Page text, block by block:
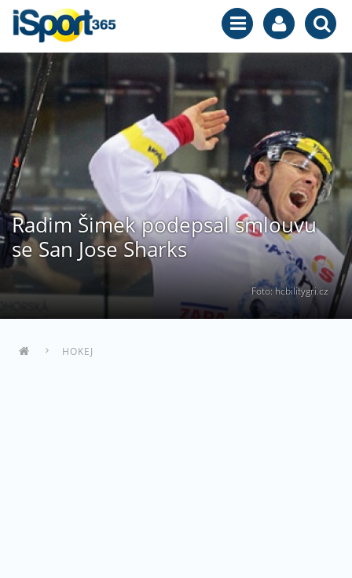
Foto: hcbilitygri.cz
Radim Šimek podepsal smlouvu
se San Jose Sharks
HOKEJ